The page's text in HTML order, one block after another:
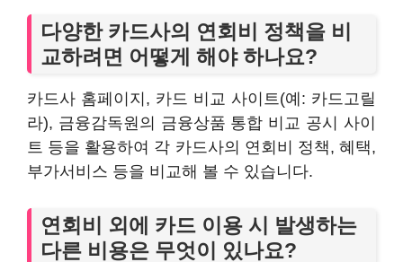
다양한 카드사의 연회비 정책을 비
교하려면 어떻게 해야 하나요?
카드사 홈페이지, 카드 비교 사이트(예: 카드고릴
라), 금융감독원의 금융상품 통합 비교 공시 사이
트 등을 활용하여 각 카드사의 연회비 정책, 혜택,
부가서비스 등을 비교해 볼 수 있습니다.
연회비 외에 카드 이용 시 발생하는
다른 비용은 무엇이 있나요?